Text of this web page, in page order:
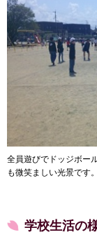
全員遊びでドッジボー
も微笑ましい光景です。
学校生活の